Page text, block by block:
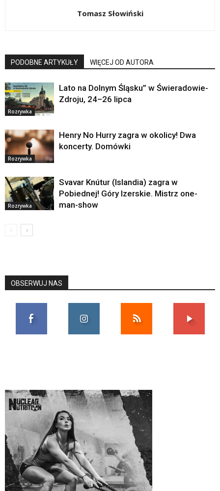
Tomasz Słowiński
PODOBNE ARTYKUŁY WIĘCEJ OD AUTORA
Rozrywka
Lato na Dolnym Śląsku” w Świeradowie-
Zdroju, 24–26 lipca
Rozrywka
Henry No Hurry zagra w okolicy! Dwa
koncerty. Domówki
Rozrywka
Svavar Knútur (Islandia) zagra w
Pobiednej! Góry Izerskie. Mistrz one-
man-show
OBSERWUJ NAS